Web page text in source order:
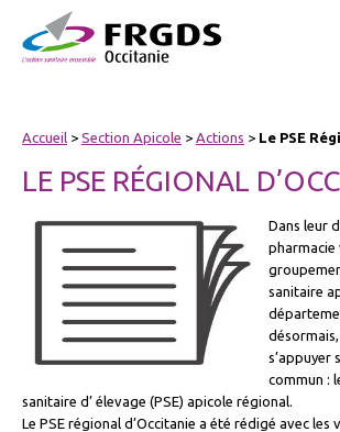
Accueil > Section Apicole > Actions > Le PSE
LE PSE RÉGIONAL
Dans leur
pharmacie
sanitaire
désormais,
s’appuyer
commun :
sanitaire d’ élevage (PSE) apicole régional.
Le PSE régional d’Occitanie a été rédigé avec les